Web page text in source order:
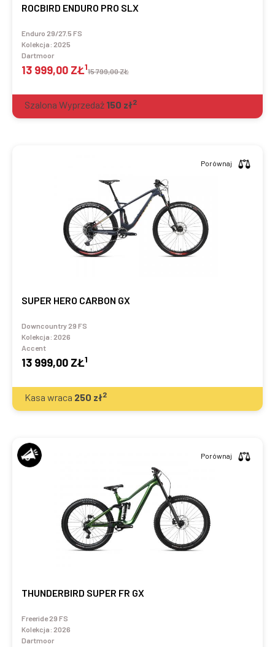
ROCBIRD ENDURO PRO SLX
Enduro 29/27.5 FS
Kolekcja: 2025
Dartmoor
13 999,00 ZŁ115 799,00 ZŁ
Szalona Wyprzedaż 150 zł2
SUPER HERO CARBON GX
Downcountry 29 FS
Kolekcja: 2026
Accent
13 999,00 ZŁ1
Porównaj
Kasa wraca 250 zł2
THUNDERBIRD SUPER FR GX
Freeride 29 FS
Kolekcja: 2026
Dartmoor
Porównaj